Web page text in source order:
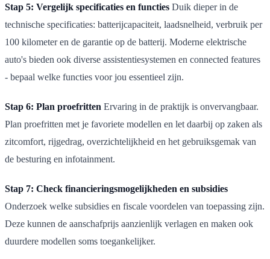
Stap 5: Vergelijk specificaties en functies Duik dieper in de
technische specificaties: batterijcapaciteit, laadsnelheid, verbruik per
100 kilometer en de garantie op de batterij. Moderne elektrische
auto's bieden ook diverse assistentiesystemen en connected features
- bepaal welke functies voor jou essentieel zijn.
Stap 6: Plan proefritten Ervaring in de praktijk is onvervangbaar.
Plan proefritten met je favoriete modellen en let daarbij op zaken als
zitcomfort, rijgedrag, overzichtelijkheid en het gebruiksgemak van
de besturing en infotainment.
Stap 7: Check financieringsmogelijkheden en subsidies
Onderzoek welke subsidies en fiscale voordelen van toepassing zijn.
Deze kunnen de aanschafprijs aanzienlijk verlagen en maken ook
duurdere modellen soms toegankelijker.